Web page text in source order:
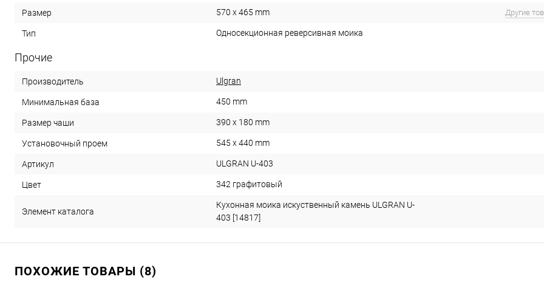
Размер 570 х 465 mm Другие
Тип Односекционная реверсивная моика
Прочие
Производитель Ulgran
Минимальная база 450 mm
Размер чаши 390 х 180 mm
Установочный проем 545 х 440 mm
Артикул ULGRAN U-403
Цвет 342 графитовый
Элемент каталога
Кухонная моика искуственный камень ULGRAN U-
403 [14817]
ПОХОЖИЕ ТОВАРЫ (8)